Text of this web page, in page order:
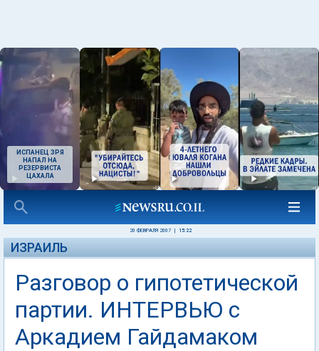
ИСПАНЕЦ ЗРЯ
НАПАЛ НА
РЕЗЕРВИСТА
ЦАХАЛА
20 ФЕВРАЛЯ 2007 15:22
ИЗРАИЛЬ
Разговор о гипотетической
партии. ИНТЕРВЬЮ с
Аркадием Гайдамаком